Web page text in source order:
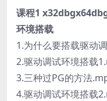
课程1
环境搭载
1.为什么要搭载驱动
2.驱动调试环境搭载
3.三种过PG的方法
4.驱动调试环境搭载